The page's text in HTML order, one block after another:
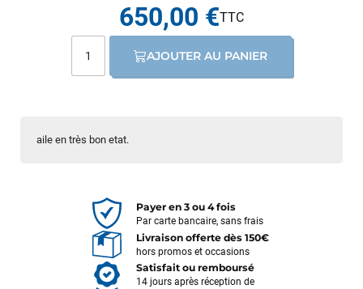
aile en très bon etat.
650,00 €
AJOUTER AU PANIER
Payer en 3 ou 4 fois
Par carte bancaire, sans frais
Livraison offerte dès 150€
hors promos et occasions
Satisfait ou remboursé
14 jours après réception de